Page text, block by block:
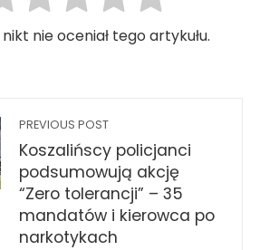
nie oceniał tego artykułu.
PREVIOUS POST
Koszalińscy policjanci
podsumowują akcję
“Zero tolerancji” – 35
mandatów i kierowca po
narkotykach